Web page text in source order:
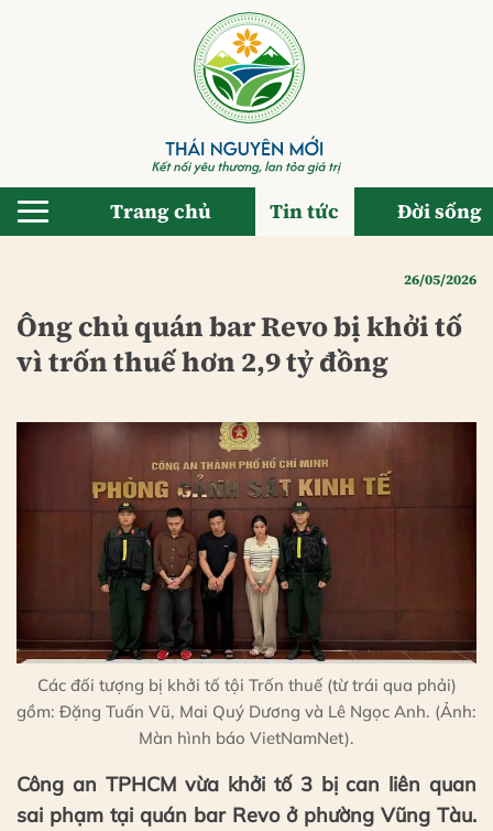
Trang chủ Tin tức Đời sống
26/05/2026
Ông chủ quán bar Revo bị khởi tố
vì trốn thuế hơn 2,9 tỷ đồng
Các đối tượng bị khởi tố tội Trốn thuế (từ trái qua phải)
gồm: Đặng Tuấn Vũ, Mai Quý Dương và Lê Ngọc Anh. (Ảnh:
Màn hình báo VietNamNet).
Công an TPHCM vừa khởi tố 3 bị can liên quan
sai phạm tại quán bar Revo ở phường Vũng Tàu.